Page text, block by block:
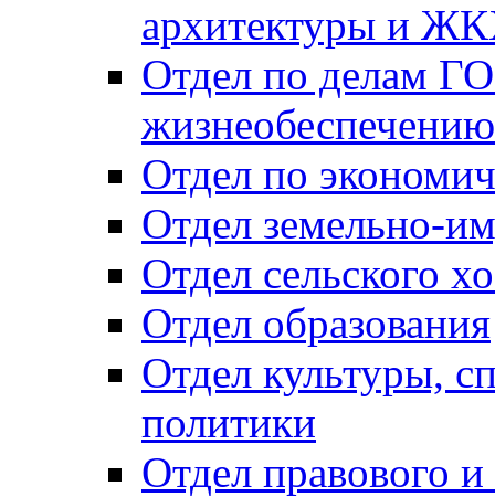
архитектуры и
Отдел по делам
Отдел по
Отдел земельно-
Отдел сельского
Отдел образования
Отдел культуры,
политики
Отдел правового